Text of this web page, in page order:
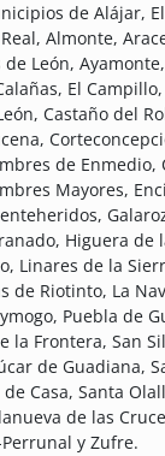
de Alájar,
Almonte,
León,
El
Castaño del
de Enmedio,
Mayores,
Higuera de
Linares de la
de Riotinto, La
Puebla de
la Frontera, San
de Guadiana,
Casa, Santa
de las
Perrunal y Zufre.